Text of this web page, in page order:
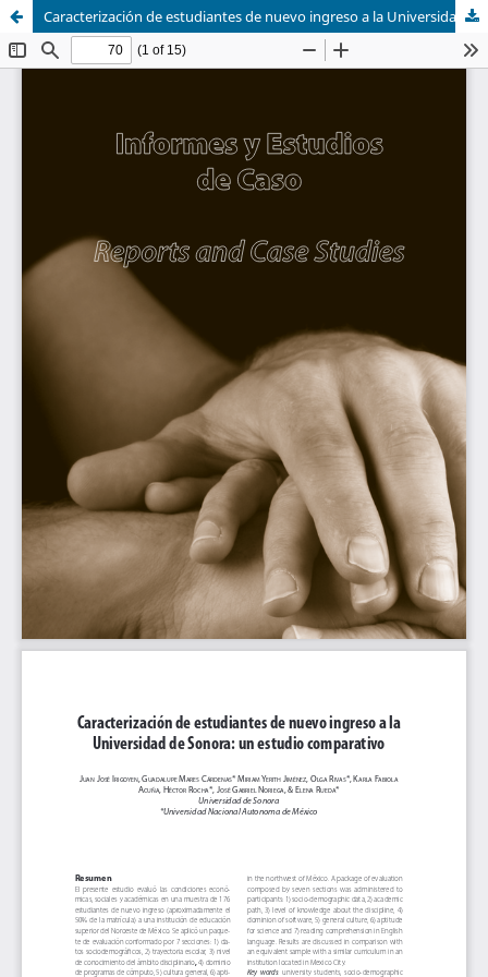
Caracterización de estudiantes de nuevo ingreso a la Universidad de Sonora: un estudio comparativo